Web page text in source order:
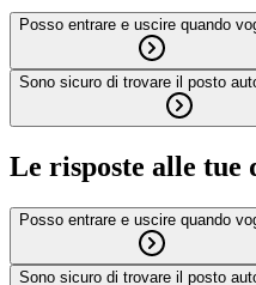
Posso entrare e uscire quando
Sono sicuro di trovare il posto
Le risposte alle tue
Posso entrare e uscire quando
Sono sicuro di trovare il posto